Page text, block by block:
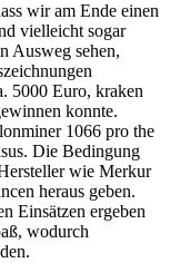
wir am Ende einen
vielleicht sogar
Ausweg sehen,
5000 Euro, kraken
konnte.
1066 pro the
Die Bedingung
wie Merkur
heraus geben.
Einsätzen ergeben
wodurch